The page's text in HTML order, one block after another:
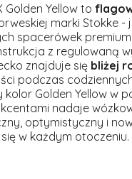
Golden Yellow to
marki Stokke -
spacerówek premium
z regulowaną
znajduje się bliżej
podczas
kolor Golden Yellow w
nadaje
optymistyczny i
w każdym otoczeniu.